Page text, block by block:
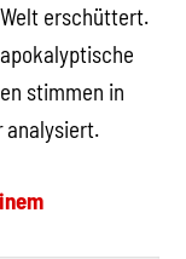
erschüttert.
stimmen in
analysiert.